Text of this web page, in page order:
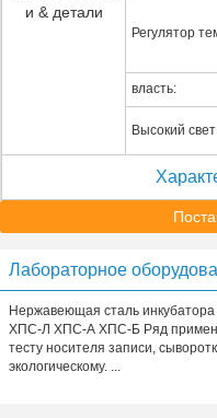
и & детали
Регулятор
власть:
Высокий
Лабораторное
Нержавеющая сталь
ХПС-Л ХПС-А ХПС-Б Ряд
тесту носителя записи,
экологическому. ...